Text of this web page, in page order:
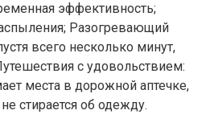
эффективность;
Разогревающий
всего несколько минут,
с удовольствием:
места в дорожной аптечке,
стирается об одежду.